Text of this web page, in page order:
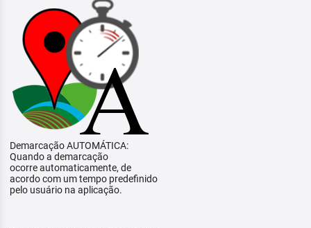
Demarcação AUTOMÁTICA:
Quando a demarcação
ocorre automaticamente, de
acordo com um tempo predefinido
pelo usuário na aplicação.